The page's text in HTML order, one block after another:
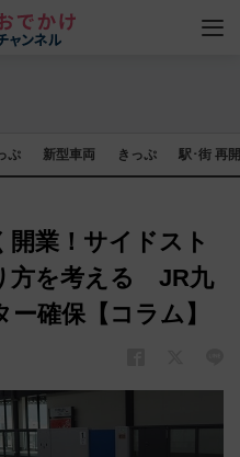
ぷ 新型車両 きっぷ 駅･街 再
業！サイドスト
方を考える JR九
確保【コラム】